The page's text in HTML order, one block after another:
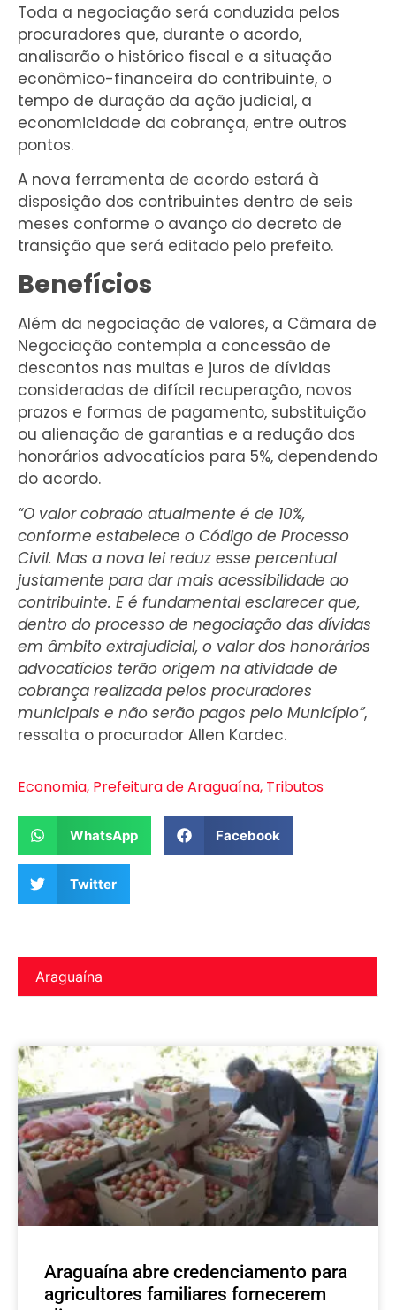
Toda a negociação será conduzida pelos
procuradores que, durante o acordo,
analisarão o histórico fiscal e a situação
econômico-financeira do contribuinte, o
tempo de duração da ação judicial, a
economicidade da cobrança, entre outros
pontos.
A nova ferramenta de acordo estará à
disposição dos contribuintes dentro de seis
meses conforme o avanço do decreto de
transição que será editado pelo prefeito.
Benefícios
Além da negociação de valores, a Câmara de
Negociação contempla a concessão de
descontos nas multas e juros de dívidas
consideradas de difícil recuperação, novos
prazos e formas de pagamento, substituição
ou alienação de garantias e a redução dos
honorários advocatícios para 5%, dependendo
do acordo.
“O valor cobrado atualmente é de 10%,
conforme estabelece o Código de Processo
Civil. Mas a nova lei reduz esse percentual
justamente para dar mais acessibilidade ao
contribuinte. E é fundamental esclarecer que,
dentro do processo de negociação das dívidas
em âmbito extrajudicial, o valor dos honorários
advocatícios terão origem na atividade de
cobrança realizada pelos procuradores
municipais e não serão pagos pelo Município”,
ressalta o procurador Allen Kardec.
Economia, Prefeitura de Araguaína, Tributos
WhatsApp Facebook
Twitter
Araguaína
Araguaína abre credenciamento para
agricultores familiares fornecerem